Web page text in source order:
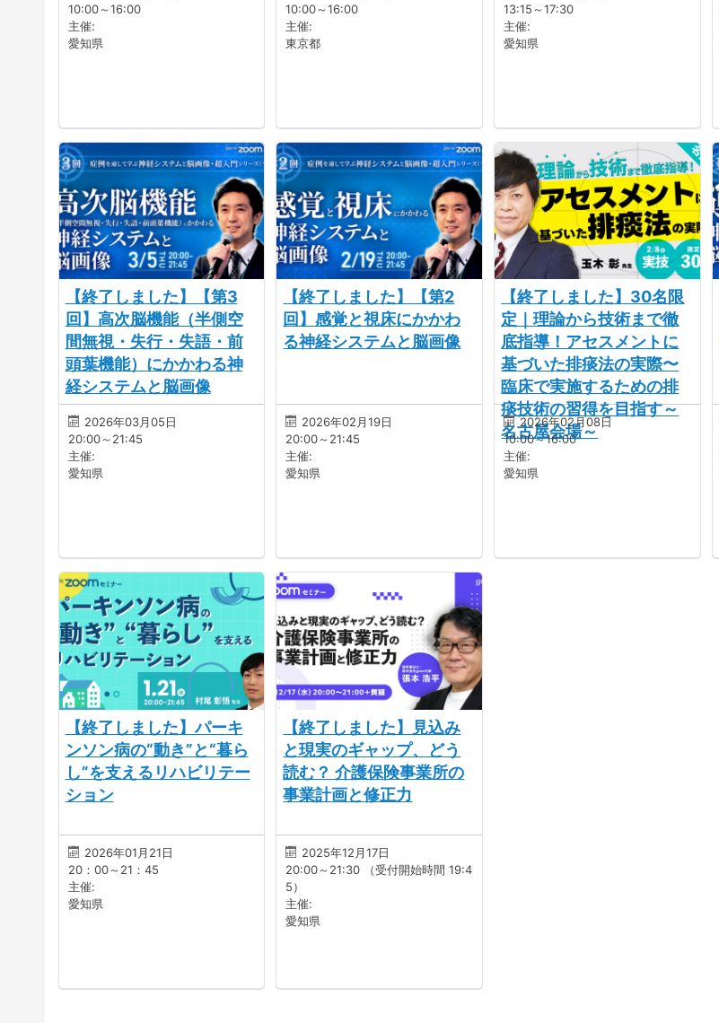
10:00～16:00
主催:
愛知県
10:00～16:00
主催:
東京都
13:15～17:30
主催:
愛知県
【終了しました】【第3
回】高次脳機能（半側空
間無視・失行・失語・前
頭葉機能）にかかわる神
経システムと脳画像
2026年03月05日
20:00～21:45
主催:
愛知県
【終了しました】【第2
回】感覚と視床にかかわ
る神経システムと脳画像
2026年02月19日
20:00～21:45
主催:
愛知県
【終了しました】30名限
定｜理論から技術まで徹
底指導！アセスメントに
基づいた排痰法の実際〜
臨床で実施するための排
痰技術の習得を目指す～
名古屋会場～
2026年02月08日
10:00～16:00
主催:
愛知県
【終了しました】パーキ
ンソン病の“動き”と“暮ら
し”を支えるリハビリテー
ション
2026年01月21日
20：00～21：45
主催:
愛知県
【終了しました】見込み
と現実のギャップ、どう
読む？ 介護保険事業所の
事業計画と修正力
2025年12月17日
20:00～21:30 （受付開始時間 19:4
5）
主催:
愛知県